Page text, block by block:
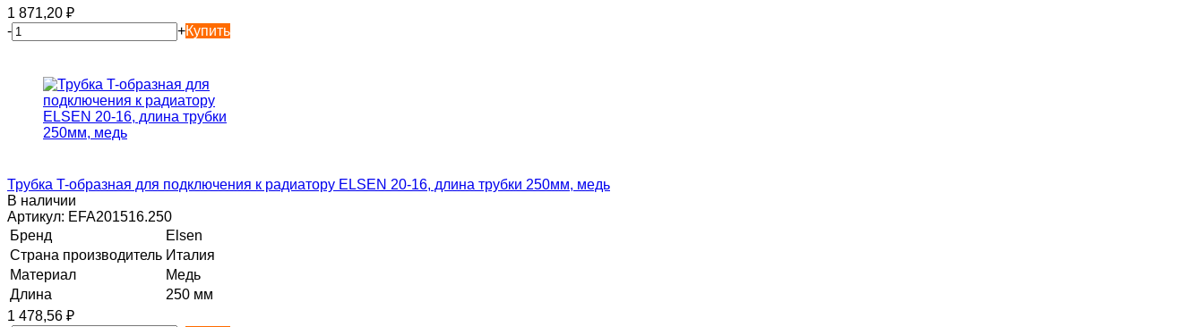
1 871,20 ₽
-
+Купить
Трубка T-образная для подключения к радиатору ELSEN 20-16, длина трубки 250мм, медь
В наличии
Артикул: EFA201516.250
Бренд
Elsen
Страна производитель Италия
Материал
Медь
Длина
250 мм
1 478,56 ₽